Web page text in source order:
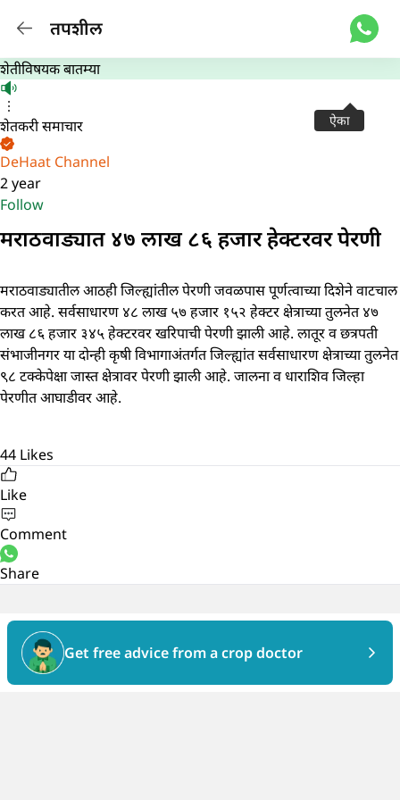
तपशील
ऐका
शेतीविषयक बातम्या
शेतकरी समाचार
DeHaat Channel
2 year
Follow
मराठवाड्यात ४७ लाख ८६ हजार हेक्टरवर पेरणी
मराठवाड्यातील आठही जिल्ह्यांतील पेरणी जवळपास पूर्णत्वाच्या दिशेने वाटचाल
करत आहे. सर्वसाधारण ४८ लाख ५७ हजार १५२ हेक्टर क्षेत्राच्या तुलनेत ४७
लाख ८६ हजार ३४५ हेक्टरवर खरिपाची पेरणी झाली आहे. लातूर व छत्रपती
संभाजीनगर या दोन्ही कृषी विभागाअंतर्गत जिल्ह्यांत सर्वसाधारण क्षेत्राच्या तुलनेत
९८ टक्केपेक्षा जास्त क्षेत्रावर पेरणी झाली आहे. जालना व धाराशिव जिल्हा
पेरणीत आघाडीवर आहे.
44 Likes
Like
Comment
Share
Get free advice from a crop doctor